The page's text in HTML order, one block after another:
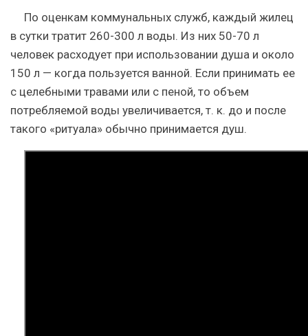
По оценкам коммунальных служб, каждый жилец
в сутки тратит 260-300 л воды. Из них 50-70 л
человек расходует при использовании душа и около
150 л — когда пользуется ванной. Если принимать ее
с целебными травами или с пеной, то объем
потребляемой воды увеличивается, т. к. до и после
такого «ритуала» обычно принимается душ.